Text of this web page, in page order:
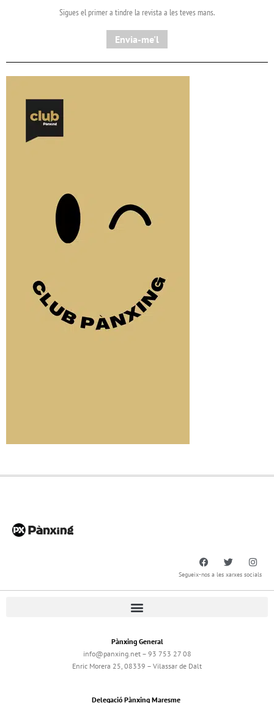
Sigues el primer a tindre la revista a les teves mans.
Envia-me'l
Segueix-nos a les xarxes socials
Pànxing General
info@panxing.net – 93 753 27 08
Enric Morera 25, 08339 – Vilassar de Dalt
Delegació Pànxing Maresme